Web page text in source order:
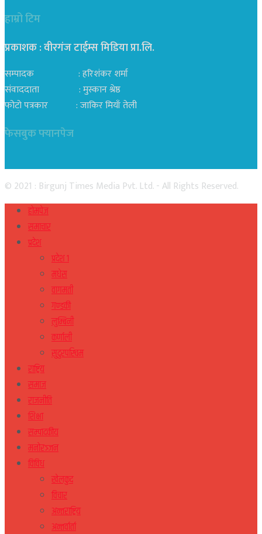
हाम्रो टिम
प्रकाशक : वीरगंज टाईम्स मिडिया प्रा‍.लि.
सम्पादक : हरिशंकर शर्मा
संवाददाता : मुस्कान श्रेष्ठ
फोटो पत्रकार : जाकिर मियाँ तेली
फेसबुक फ्यानपेज
© 2021 : Birgunj Times Media Pvt. Ltd. - All Rights Reserved.
होमपेज
समाचार
प्रदेश
प्रदेश १
मधेस
वागमती
गण्डकी
लुम्बिनी
कर्णाली
सुदुरपस्चिम
राष्ट्रिय
समाज
राजनीति
शिक्षा
सम्पादकीय
मनोरञ्जन
विविध
खेलकुद
विचार
अन्तराष्ट्रिय
अन्तर्वार्ता